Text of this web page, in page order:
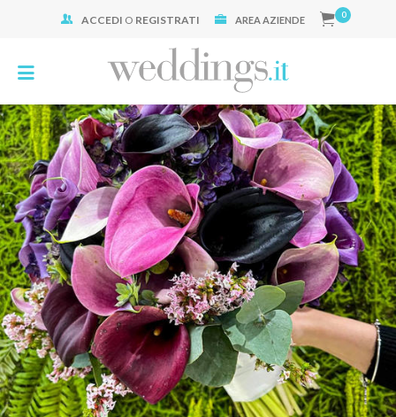
ACCEDI O REGISTRATI AREA AZIENDE 0